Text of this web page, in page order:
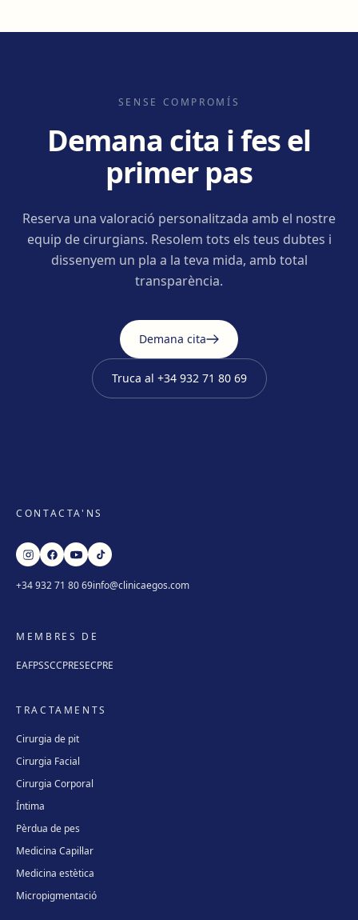
SENSE COMPROMÍS
Demana cita i fes el
primer pas
Reserva una valoració personalitzada amb el nostre
equip de cirurgians. Resolem tots els teus dubtes i
dissenyem un pla a la teva mida, amb total
transparència.
Demana cita
Truca al +34 932 71 80 69
CONTACTA'NS
+34 932 71 80 69info@clinicaegos.com
MEMBRES DE
EAFPSSCCPRESECPRE
TRACTAMENTS
Cirurgia de pit
Cirurgia Facial
Cirurgia Corporal
Íntima
Pèrdua de pes
Medicina Capil·lar
Medicina estètica
Micropigmentació